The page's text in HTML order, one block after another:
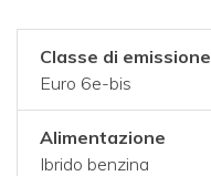
Classe di emissione
Euro 6e-bis
Alimentazione
Ibrido benzina